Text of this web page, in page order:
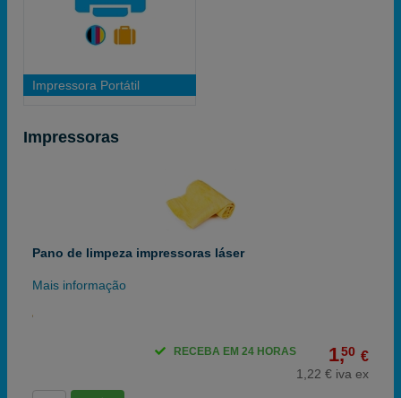
Impressora Portátil
Impressoras
Pano de limpeza impressoras láser
Mais informação
1,50 €
1,22 € iva ex
RECEBA EM 24 HORAS